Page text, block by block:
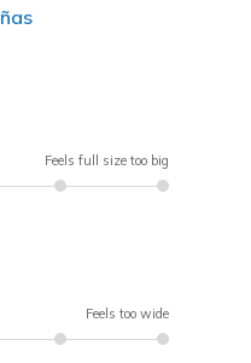
Feels full size too big
Feels too wide